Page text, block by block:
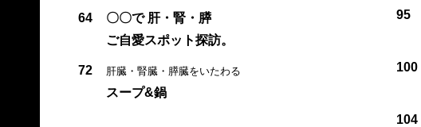
64
〇〇で 肝・腎・膵
ご自愛スポット探訪。
72 肝臓・腎臓・膵臓をいたわる
スープ&鍋
95
100
104